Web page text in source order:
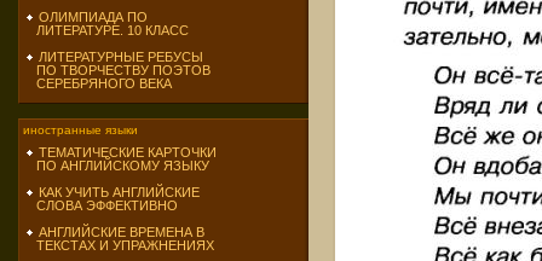
ОЛИМПИАДА ПО
ЛИТЕРАТУРЕ. 10 КЛАСС
ЛИТЕРАТУРНЫЕ РЕБУСЫ
ПО ТВОРЧЕСТВУ ПОЭТОВ
СЕРЕБРЯНОГО ВЕКА
иностранные языки
ТЕМАТИЧЕСКИЕ КАРТОЧКИ
ПО АНГЛИЙСКОМУ ЯЗЫКУ
КАК УЧИТЬ АНГЛИЙСКИЕ
СЛОВА ЭФФЕКТИВНО
АНГЛИЙСКИЕ ВРЕМЕНА В
ТЕКСТАХ И УПРАЖНЕНИЯХ